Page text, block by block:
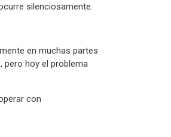
silenciosamente.
en muchas partes
pero hoy el problema
con